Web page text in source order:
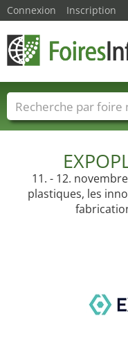
11. - 12.
plastiques, les
Connexion Inscription
Foire noms Pays